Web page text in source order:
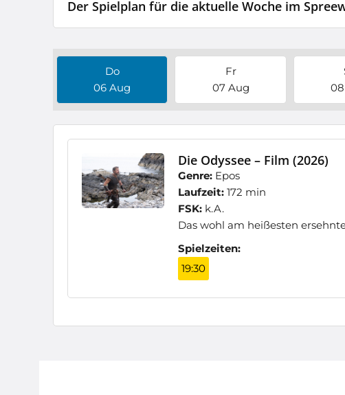
Der Spielplan für die aktuelle Woche im
Do
06 Aug
Fr
07 Aug
Die Odyssee – Film (2026)
Genre: Epos
Laufzeit: 172 min
FSK: k.A.
Das wohl am heißesten
Spielzeiten:
19:30